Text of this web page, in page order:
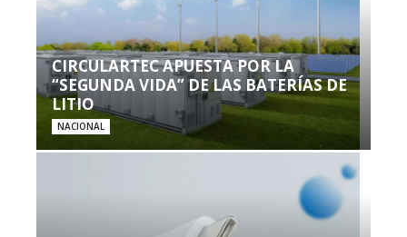
CIRCULARTEC APUESTA POR LA
“SEGUNDA VIDA” DE LAS BATERÍAS DE
LITIO
NACIONAL